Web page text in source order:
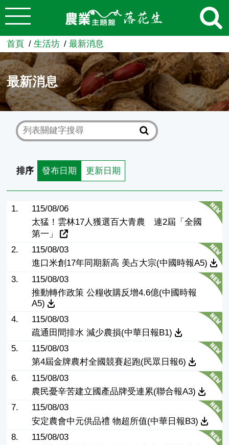
跳到主要內容
農業知識入口網
首頁 生活坊 最新消息
最新消息
排序 發布日期 更新日期
1.
115/08/06
太猛！雲林17人獲選百大青農 連2屆「全國
第一」
2.
115/08/03
進口米創17年同期新高 美占大宗(中國時報A5)
3.
115/08/03
推動轉作政策 公糧收購反增4.6億(中國時報
A5)
4.
115/08/03
疏通田間排水 減少農損(中華日報B1)
5.
115/08/03
第4屆金牌農村全國競賽起跑(民眾日報6)
6.
115/08/03
農民憂辛苦建立國產品牌受連累(聯合報A3)
7.
115/08/03
安定農會中元供品禮 物超所值(中華日報B3)
8.
115/08/03